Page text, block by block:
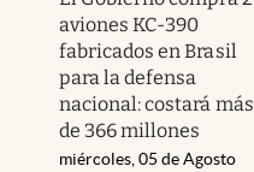
aviones KC-390
fabricados en Brasil
para la defensa
nacional: costará más
de 366 millones
miércoles, 05 de Agosto